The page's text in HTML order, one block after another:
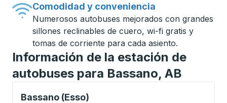
Comodidad y conveniencia
Numerosos autobuses mejorados con grandes
sillones reclinables de cuero, wi-fi gratis y
tomas de corriente para cada asiento.
Información de la estación de
autobuses para Bassano, AB
Bassano (Esso)
Curbside Stop, utilice las teclas de flecha o la tecla